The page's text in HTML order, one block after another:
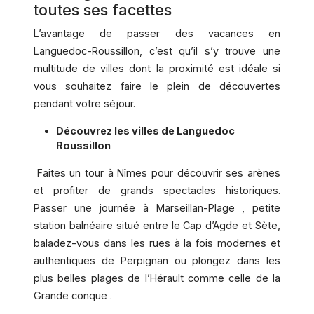
toutes ses facettes
L’avantage de passer des vacances en
Languedoc-Roussillon, c’est qu’il s’y trouve une
multitude de villes dont la proximité est idéale si
vous souhaitez faire le plein de découvertes
pendant votre séjour.
Découvrez les villes de Languedoc
Roussillon
Faites un tour à Nîmes pour découvrir ses arènes
et profiter de grands spectacles historiques.
Passer une journée à Marseillan-Plage , petite
station balnéaire situé entre le Cap d’Agde et Sète,
baladez-vous dans les rues à la fois modernes et
authentiques de Perpignan ou plongez dans les
plus belles plages de l’Hérault comme celle de la
Grande conque .